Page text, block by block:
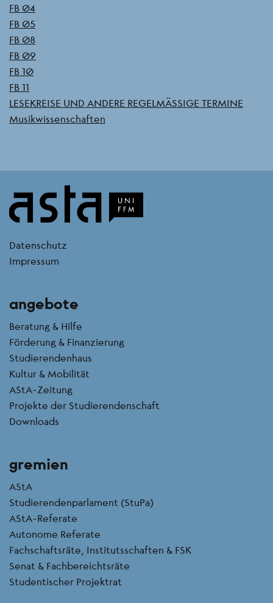
FB 04
FB 05
FB 08
FB 09
FB 10
FB 11
LESEKREISE UND ANDERE REGELMÄSSIGE TERMINE
Musikwissenschaften
kontakt
Datenschutz
Impressum
angebote
Beratung & Hilfe
Förderung & Finanzierung
Studierendenhaus
Kultur & Mobilität
AStA-Zeitung
Projekte der Studierendenschaft
Downloads
gremien
AStA
Studierendenparlament (StuPa)
AStA-Referate
Autonome Referate
Fachschaftsräte, Institutsschaften & FSK
Senat & Fachbereichtsräte
Studentischer Projektrat